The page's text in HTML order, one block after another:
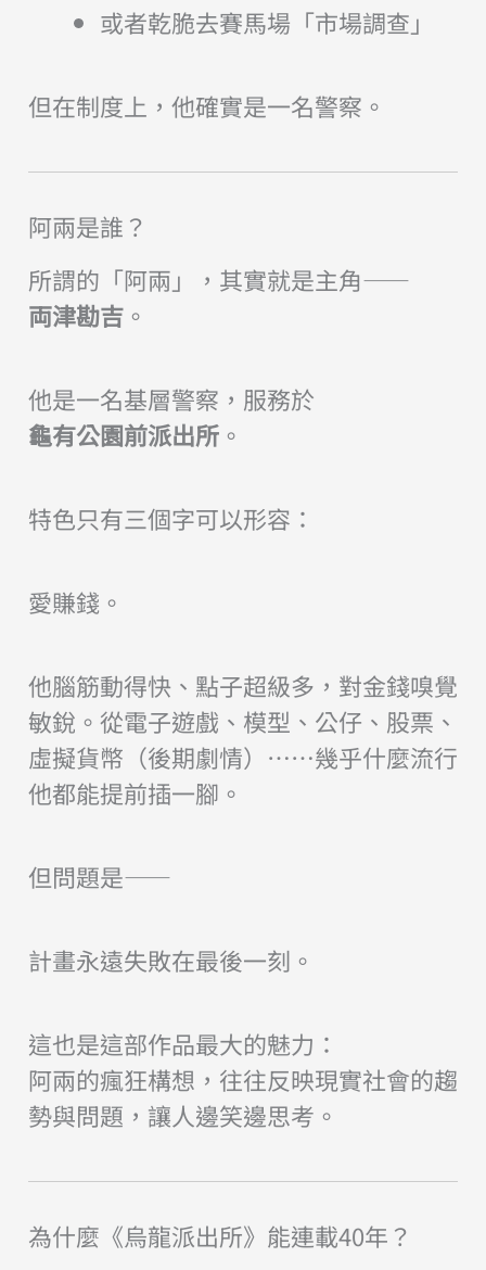
或者乾脆去賽馬場「市場調查」
但在制度上，他確實是一名警察。
阿兩是誰？
所謂的「阿兩」，其實就是主角——
両津勘吉。
他是一名基層警察，服務於
龜有公園前派出所。
特色只有三個字可以形容：
愛賺錢。
他腦筋動得快、點子超級多，對金錢嗅覺
敏銳。從電子遊戲、模型、公仔、股票、
虛擬貨幣（後期劇情）……幾乎什麼流行
他都能提前插一腳。
但問題是——
計畫永遠失敗在最後一刻。
這也是這部作品最大的魅力：
阿兩的瘋狂構想，往往反映現實社會的趨
勢與問題，讓人邊笑邊思考。
為什麼《烏龍派出所》能連載40年？